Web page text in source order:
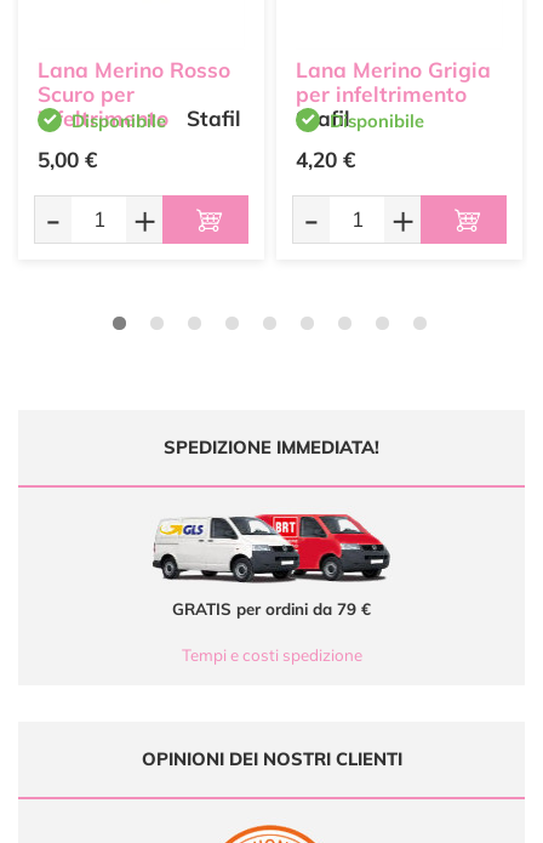
Lana Merino Rosso
Scuro per
infeltrimento
Stafil
Disponibile
5,00 €
- +
Lana Merino Grigia
per infeltrimento
StafilDisponibile
4,20 €
- +
SPEDIZIONE IMMEDIATA!
GRATIS per ordini da 79 €
Tempi e costi spedizione
OPINIONI DEI NOSTRI CLIENTI